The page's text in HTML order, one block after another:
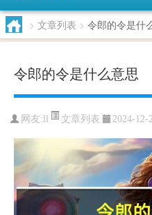
> 文章列表 > 令郎的令是什
令郎的令是什么意思
网友:ll 文章列表 2024-12-